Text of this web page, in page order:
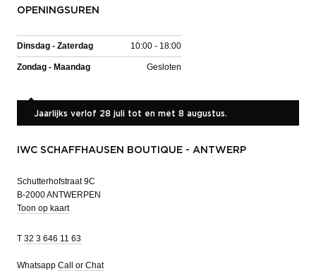
OPENINGSUREN
Dinsdag - Zaterdag 10:00 - 18:00
Zondag - Maandag Gesloten
Jaarlijks verlof 28 juli tot en met 8 augustus.
IWC SCHAFFHAUSEN BOUTIQUE - ANTWERP
Schutterhofstraat 9C
B-2000 ANTWERPEN
Toon op kaart
T 32 3 646 11 63
Whatsapp Call or Chat